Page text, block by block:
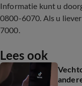
Informatie kunt u
0800-6070. Als u
7000.
Lees ook